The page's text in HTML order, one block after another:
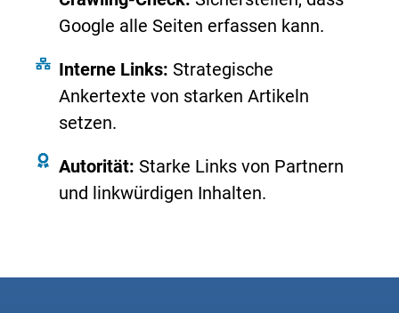
Google alle Seiten erfassen kann.
Interne Links: Strategische
Ankertexte von starken Artikeln
setzen.
Autorität: Starke Links von Partnern
und linkwürdigen Inhalten.